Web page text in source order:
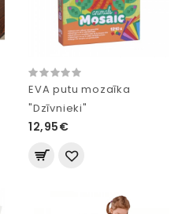
EVA putu mozaīka
"Dzīvnieki"
12,95€